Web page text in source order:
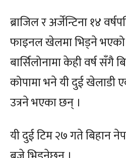
ब्राजिल र अर्जेन्टिना १४
फाइनल खेलमा भिड्ने भएको
बार्सिलोनामा केही वर्ष सँगै
कोपामा भने यी दुई खेलाडी
उत्रने भएका छन् ।
यी दुई टिम २७ गते बिहान